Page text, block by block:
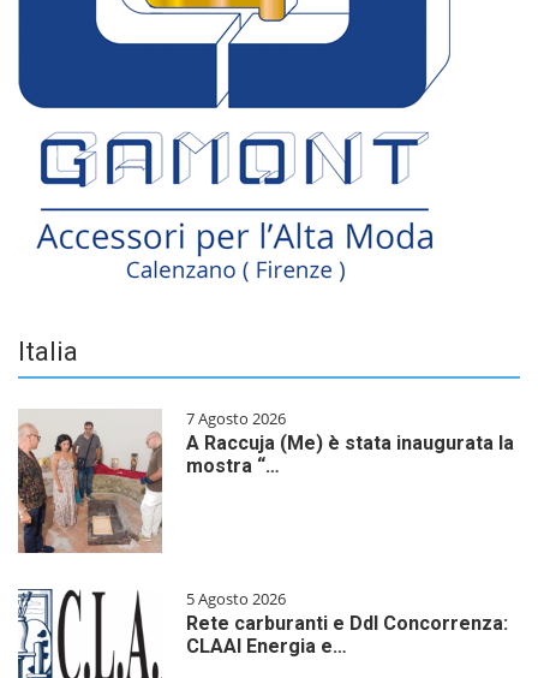
Italia
7 Agosto 2026
A Raccuja (Me) è stata inaugurata la
mostra “…
5 Agosto 2026
Rete carburanti e Ddl Concorrenza:
CLAAI Energia e…